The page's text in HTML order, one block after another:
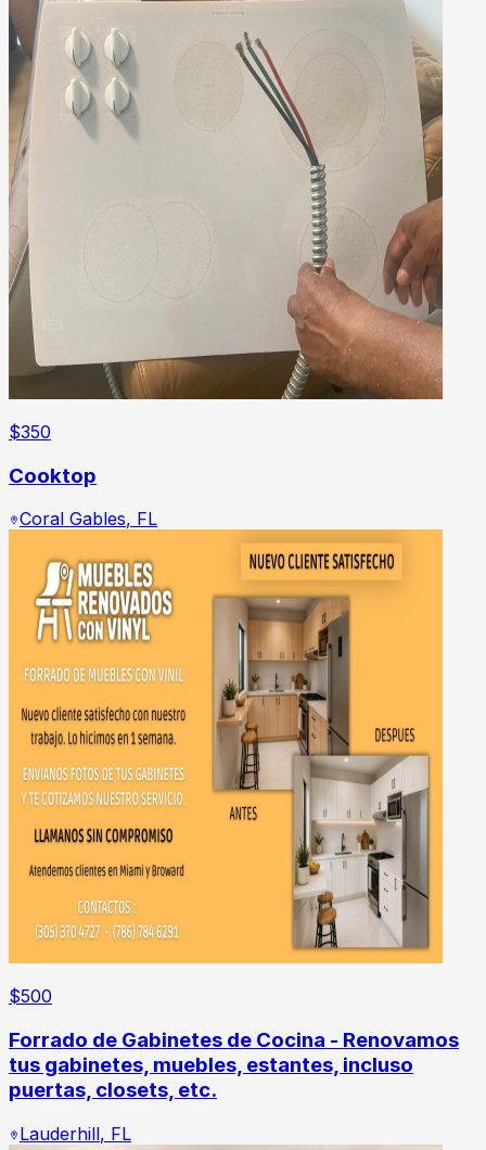
$350
Cooktop
Coral Gables, FL
$500
Forrado de Gabinetes de Cocina - Renovamos
tus gabinetes, muebles, estantes, incluso
puertas, closets, etc.
Lauderhill, FL